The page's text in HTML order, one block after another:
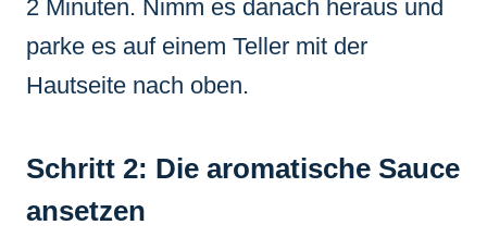
2 Minuten. Nimm es danach heraus und
parke es auf einem Teller mit der
Hautseite nach oben.
Schritt 2: Die aromatische Sauce
ansetzen